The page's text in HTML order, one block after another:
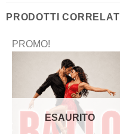
PRODOTTI CORRELATI
PROMO!
ESAURITO